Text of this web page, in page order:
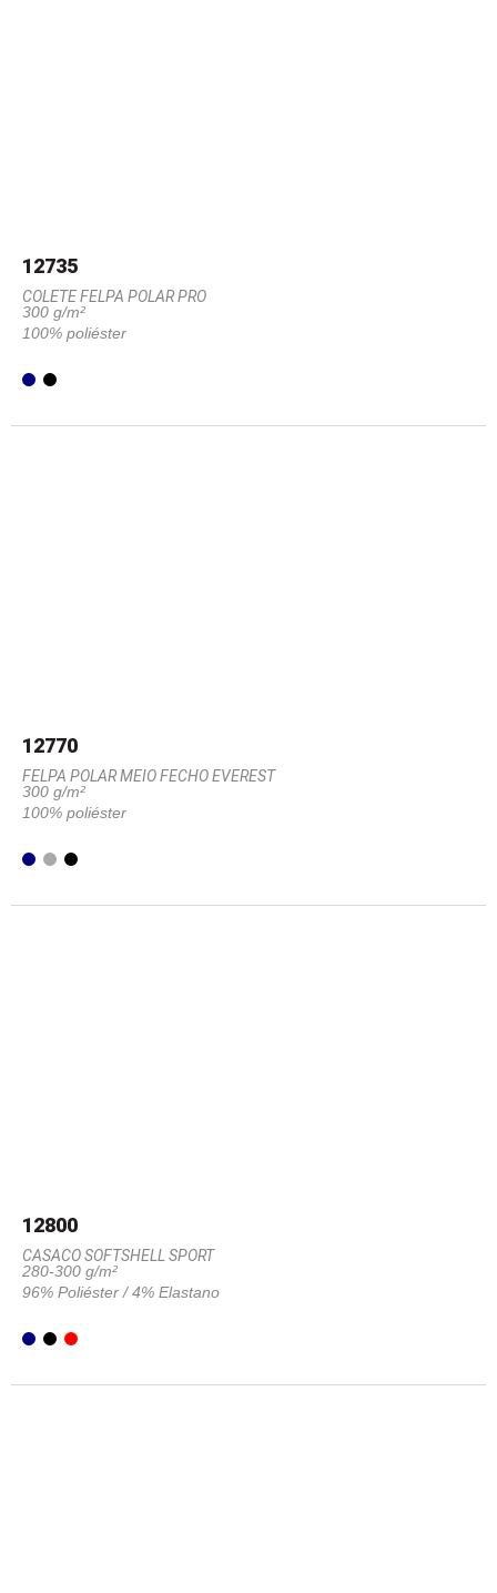
12735
COLETE FELPA POLAR PRO
300 g/m²
100% poliéster
12770
FELPA POLAR MEIO FECHO EVEREST
300 g/m²
100% poliéster
12800
CASACO SOFTSHELL SPORT
280-300 g/m²
96% Poliéster / 4% Elastano